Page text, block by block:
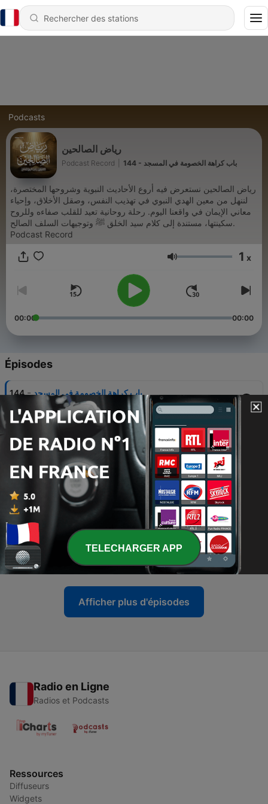
Podcasts
رياض الصالحين
Podcast Record 144 - باب كراهة الخصومة في المسجد
رياض الصالحين نستعرض فيه أروع الأحاديث النبوية وشروحها المختصرة،
لننهل من معين الهدي النبوي في تهذيب النفس، وصقل الأخلاق، وإحياء
معاني الإيمان في واقعنا اليوم. رحلة روحانية تعيد للقلب صفاءه وللروح
سكينتها، مستندة إلى كلام سيد الخلق ﷺ وتوجيهات السلف الصالح.
Podcast Record
Volume 1 x
00:00 00:00
Épisodes
144 - باب كراهة الخصومة في المسجد
Thu, 6 Aug 2026 21:05:00 +0000
باب كراهية تصوير الحيوان
Wed, 5 Aug 2026 21:05:00 +0000
142 - باب النهي عن إتيان الكهّان
Tue, 4 Aug 2026 21:05:00 +0000
141 - باب تحريم النياحة على الميت
Tue, 4 Aug 2026 08:30:57 +0000
140 - باب تحريم وصل الشعر والوشم
30 juil. 2026
Afficher plus d'épisodes
Radio en Ligne
Radios et Podcasts
Ressources
Diffuseurs
Widgets
TELECHARGER APP